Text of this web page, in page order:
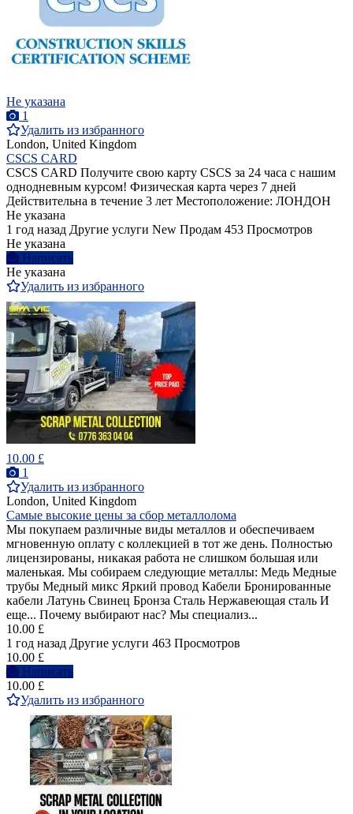
Не указана
1
Удалить из избранного
London, United Kingdom
CSCS CARD
CSCS CARD Получите свою карту CSCS за 24 часа с нашим
однодневным курсом! Физическая карта через 7 дней
Действительна в течение 3 лет Местоположение: ЛОНДОН
Не указана
1 год назад Другие услуги New Продам 453 Просмотров
Не указана
Написать
Не указана
Удалить из избранного
10.00 £
1
Удалить из избранного
London, United Kingdom
Самые высокие цены за сбор металлолома
Мы покупаем различные виды металлов и обеспечиваем
мгновенную оплату с коллекцией в тот же день. Полностью
лицензированы, никакая работа не слишком большая или
маленькая. Мы собираем следующие металлы: Медь Медные
трубы Медный микс Яркий провод Кабели Бронированные
кабели Латунь Свинец Бронза Сталь Нержавеющая сталь И
еще... Почему выбирают нас? Мы специализ...
10.00 £
1 год назад Другие услуги 463 Просмотров
10.00 £
Написать
10.00 £
Удалить из избранного